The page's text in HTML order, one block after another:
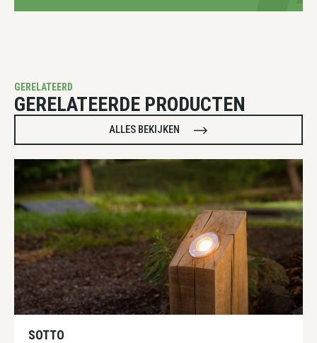
GERELATEERD
GERELATEERDE PRODUCTEN
ALLES BEKIJKEN
SOTTO